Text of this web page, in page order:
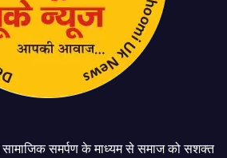
सामाजिक समर्पण के माध्यम से समाज को सशक्त